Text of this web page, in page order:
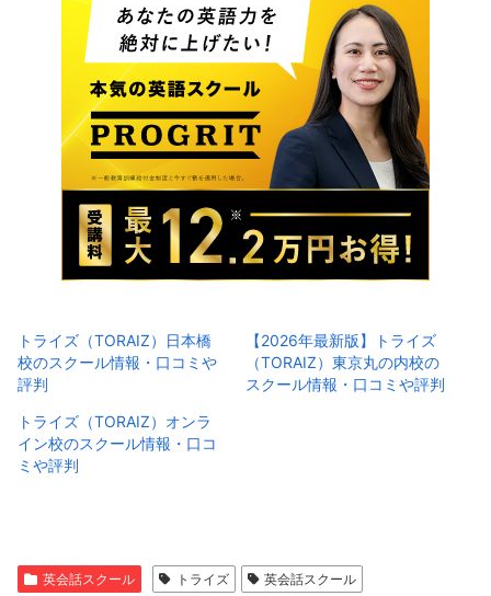
トライズ（TORAIZ）日本橋
校のスクール情報・口コミや
評判
【2026年最新版】トライズ
（TORAIZ）東京丸の内校の
スクール情報・口コミや評判
トライズ（TORAIZ）オンラ
イン校のスクール情報・口コ
ミや評判
英会話スクール トライズ
英会話スクール